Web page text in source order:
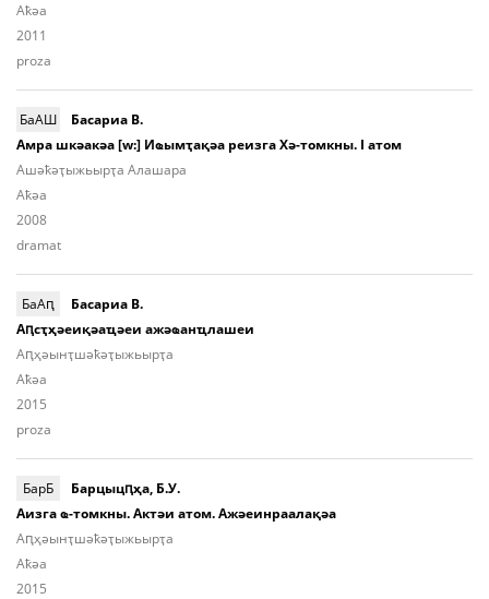
Aҟәа
2011
proza
БаАШ
Басариа В.
Амра шкәакәа [w:] Иҩымҭақәа реизга Хә-томкны. I атом
Ашә­ҟәҭы­жьыр­ҭа Алашара
Aҟәа
2008
dramat
БаАԥ
Басариа В.
Аԥсҭҳәеиқәаҵәеи ажәҩанҵлашеи
Аԥ­ҳәынҭ­шәҟәҭы­жьыp­ҭа
Aҟәа
2015
proza
БарБ
Барцыцԥҳа, Б.У.
Аизга ҩ-томкны. Актәи атом. Ажәеинраалақәа
Аԥ­ҳәынҭ­шәҟәҭы­жьыp­ҭа
Aҟәа
2015